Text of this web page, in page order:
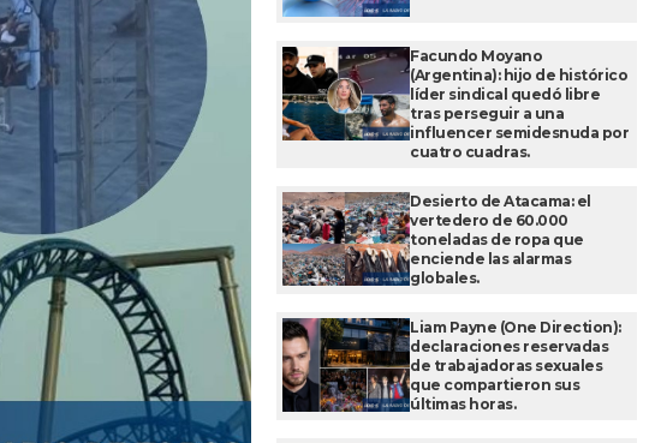
Facundo Moyano
(Argentina): hijo de histórico
líder sindical quedó libre
tras perseguir a una
influencer semidesnuda por
cuatro cuadras.
Desierto de Atacama: el
vertedero de 60.000
toneladas de ropa que
enciende las alarmas
globales.
Liam Payne (One Direction):
declaraciones reservadas
de trabajadoras sexuales
que compartieron sus
últimas horas.